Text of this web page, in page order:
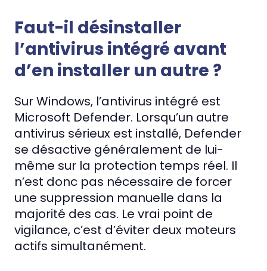
Faut-il désinstaller
l’antivirus intégré avant
d’en installer un autre ?
Sur Windows, l’antivirus intégré est
Microsoft Defender. Lorsqu’un autre
antivirus sérieux est installé, Defender
se désactive généralement de lui-
même sur la protection temps réel. Il
n’est donc pas nécessaire de forcer
une suppression manuelle dans la
majorité des cas. Le vrai point de
vigilance, c’est d’éviter deux moteurs
actifs simultanément.